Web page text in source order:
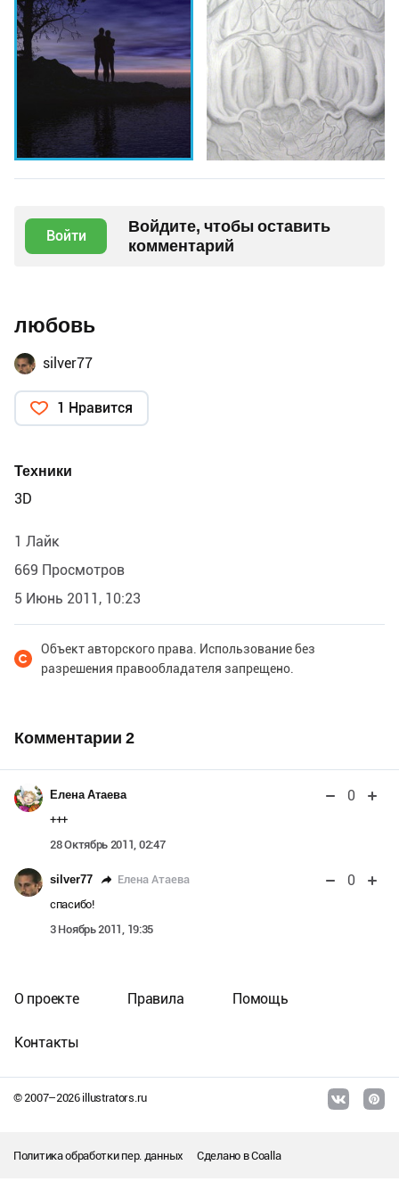
Войти
Войдите, чтобы оставить
комментарий
любовь
silver77
1 Нравится
Техники
3D
1 Лайк
669 Просмотров
5 Июнь 2011, 10:23
Объект авторского права. Использование без
разрешения правообладателя запрещено.
Комментарии 2
Елена Атаева 0
+++
28 Октябрь 2011, 02:47
silver77 Елена Атаева 0
спасибо!
3 Ноябрь 2011, 19:35
© 2007–2026illustrators.ru
О проекте Правила Помощь
Контакты
Политика обработки пер. данных Сделано вCoalla